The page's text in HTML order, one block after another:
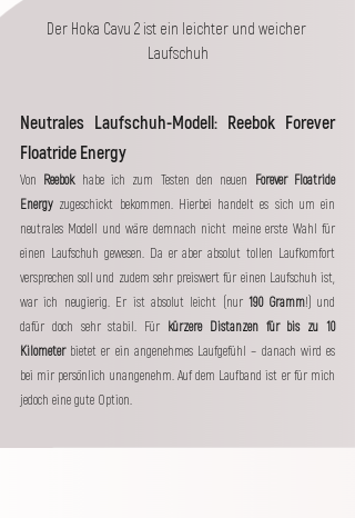
Der Hoka Cavu 2 ist ein leichter und weicher
Laufschuh
Neutrales Laufschuh-Modell: Reebok Forever
Floatride Energy
Von Reebok habe ich zum Testen den neuen Forever Floatride
Energy zugeschickt bekommen. Hierbei handelt es sich um ein
neutrales Modell und wäre demnach nicht meine erste Wahl für
einen Laufschuh gewesen. Da er aber absolut tollen Laufkomfort
versprechen soll und zudem sehr preiswert für einen Laufschuh ist,
war ich neugierig. Er ist absolut leicht (nur 190 Gramm!) und
dafür doch sehr stabil. Für kürzere Distanzen für bis zu 10
Kilometer bietet er ein angenehmes Laufgefühl – danach wird es
bei mir persönlich unangenehm. Auf dem Laufband ist er für mich
jedoch eine gute Option.